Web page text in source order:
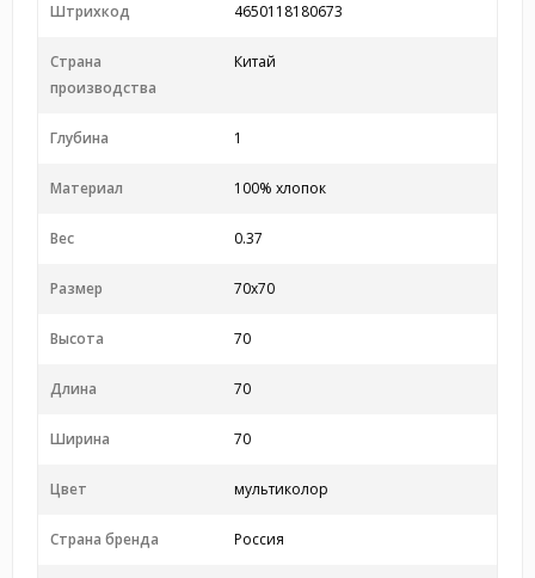
Штрихкод 4650118180673
Страна
производства
Китай
Глубина 1
Материал 100% хлопок
Вес 0.37
Размер 70x70
Высота 70
Длина 70
Ширина 70
Цвет мультиколор
Страна бренда Россия